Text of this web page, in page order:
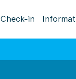
Check-in